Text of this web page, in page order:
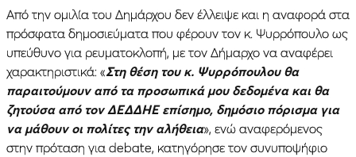
Από την ομιλία του Δημάρχου δεν έλλειψε και η αναφορά στα
πρόσφατα δημοσιεύματα που φέρουν τον κ. Ψυρρόπουλο ως
υπεύθυνο για ρευματοκλοπή, με τον Δήμαρχο να αναφέρει
χαρακτηριστικά: «Στη θέση του κ. Ψυρρόπουλου θα
παραιτούμουν από τα προσωπικά μου δεδομένα και θα
ζητούσα από τον ΔΕΔΔΗΕ επίσημο, δημόσιο πόρισμα για
να μάθουν οι πολίτες την αλήθεια», ενώ αναφερόμενος
στην πρόταση για debate, κατηγόρησε τον συνυποψήφιο